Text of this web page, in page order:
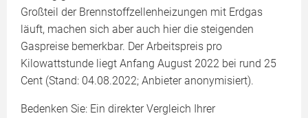
Großteil der Brennstoffzellenheizungen mit Erdgas
läuft, machen sich aber auch hier die steigenden
Gaspreise bemerkbar. Der Arbeitspreis pro
Kilowattstunde liegt Anfang August 2022 bei rund 25
Cent (Stand: 04.08.2022; Anbieter anonymisiert).
Bedenken Sie: Ein direkter Vergleich Ihrer